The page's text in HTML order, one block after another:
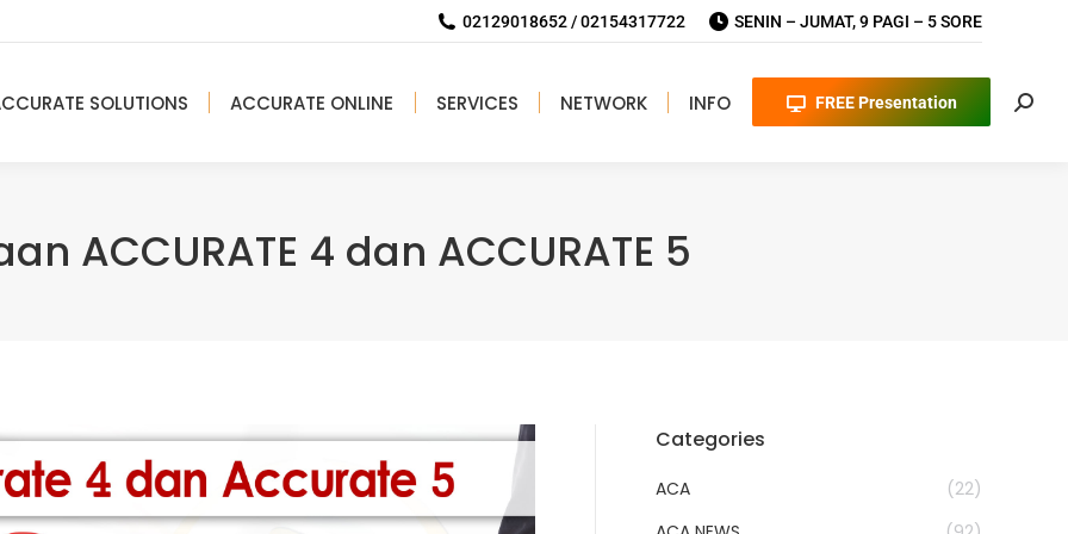
02129018652 / 02154317722 SENIN – JUMAT, 9 PAGI – 5 SORE
SOLUTIONS ACCURATE ONLINE SERVICES NETWORK INFO FREE Presentation
ACCURATE 4 dan ACCURATE 5
Categories
ACA
(22)